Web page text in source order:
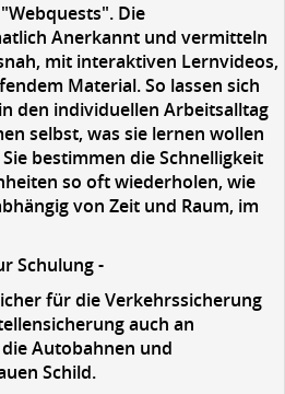
Die
Anerkannt und vermitteln
mit interaktiven Lernvideos,
Material. So lassen sich
den individuellen Arbeitsalltag
selbst, was sie lernen wollen
bestimmen die Schnelligkeit
so oft wiederholen, wie
von Zeit und Raum, im
Schulung -
für die Verkehrssicherung
auch an
Autobahnen und
Schild.